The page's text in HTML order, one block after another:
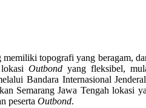
memiliki topografi yang beragam,
lokasiOutbond yang fleksibel,
Bandara Internasional
Semarang Jawa Tengah lokasi
peserta Outbond.